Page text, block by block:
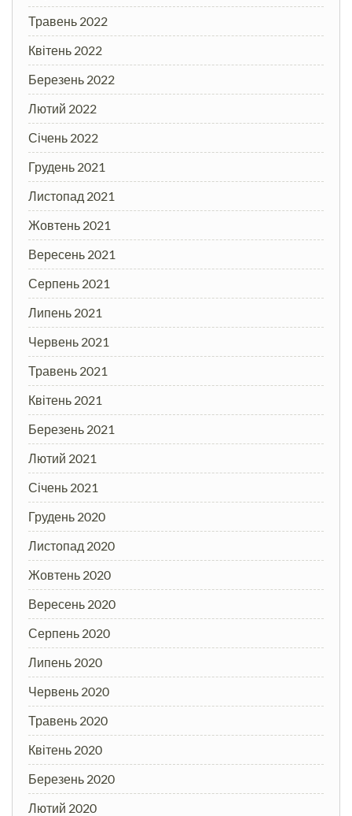
Травень 2022
Квітень 2022
Березень 2022
Лютий 2022
Січень 2022
Грудень 2021
Листопад 2021
Жовтень 2021
Вересень 2021
Серпень 2021
Липень 2021
Червень 2021
Травень 2021
Квітень 2021
Березень 2021
Лютий 2021
Січень 2021
Грудень 2020
Листопад 2020
Жовтень 2020
Вересень 2020
Серпень 2020
Липень 2020
Червень 2020
Травень 2020
Квітень 2020
Березень 2020
Лютий 2020